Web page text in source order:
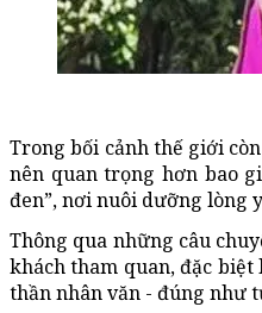
Trong bối cảnh thế giới
nên quan trọng hơn bao
đen”, nơi nuôi dưỡng lòng
Thông qua những câu
khách tham quan, đặc
thần nhân văn - đúng như